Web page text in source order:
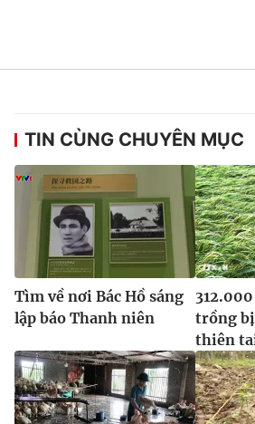
® Cấm sao chép dưới mọi hình thức
thuận bằng văn bản. Ghi rõ nguồn
thông tin từ website này.
TIN CÙNG CHUYÊN MỤC
Tìm về nơi Bác Hồ sáng
lập báo Thanh niên
trồng
thiên